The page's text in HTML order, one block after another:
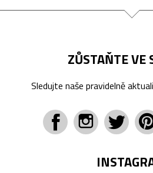
ZŮSTAŇTE VE
Sledujte naše pravidelně